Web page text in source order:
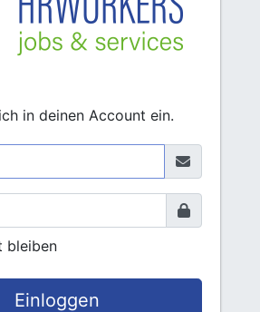
in deinen Account ein.
bleiben
Einloggen